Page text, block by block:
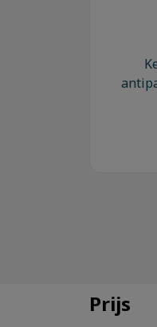
Prijs